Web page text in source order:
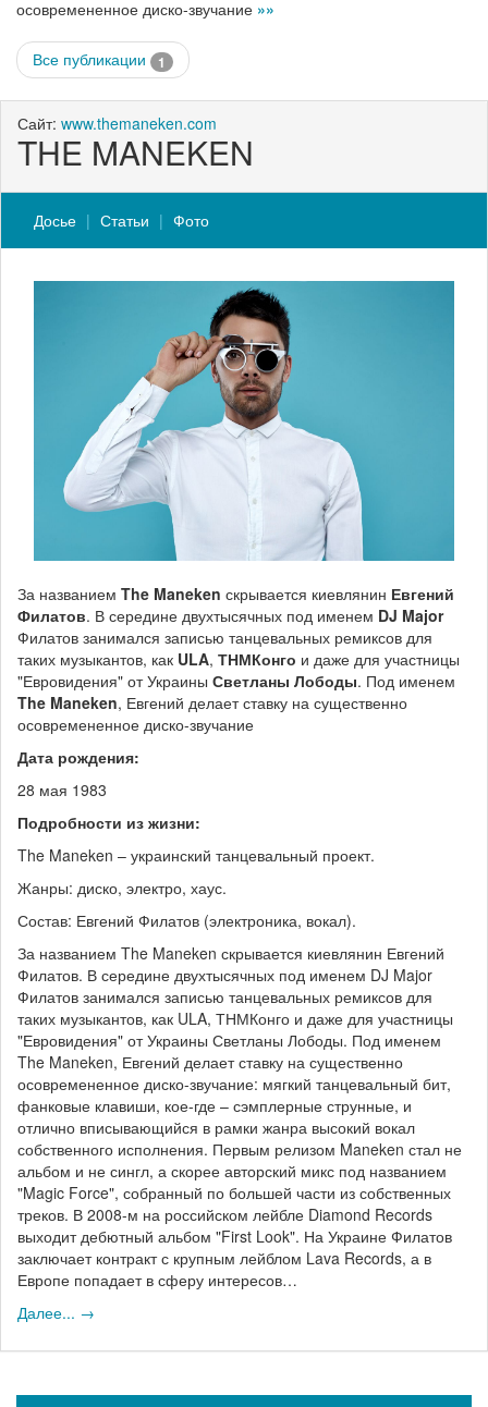
осовремененное диско-звучание »»
Все публикации 1
Сайт: www.themaneken.com
THE MANEKEN
Досье Статьи Фото
За названием The Maneken скрывается киевлянин Евгений
Филатов. В середине двухтысячных под именем DJ Major
Филатов занимался записью танцевальных ремиксов для
таких музыкантов, как ULA, ТНМКонго и даже для участницы
"Евровидения" от Украины Светланы Лободы. Под именем
The Maneken, Евгений делает ставку на существенно
осовремененное диско-звучание
Дата рождения:
28 мая 1983
Подробности из жизни:
The Maneken – украинский танцевальный проект.
Жанры: диско, электро, хаус.
Состав: Евгений Филатов (электроника, вокал).
За названием The Maneken скрывается киевлянин Евгений
Филатов. В середине двухтысячных под именем DJ Major
Филатов занимался записью танцевальных ремиксов для
таких музыкантов, как ULA, ТНМКонго и даже для участницы
"Евровидения" от Украины Светланы Лободы. Под именем
The Maneken, Евгений делает ставку на существенно
осовремененное диско-звучание: мягкий танцевальный бит,
фанковые клавиши, кое-где – сэмплерные струнные, и
отлично вписывающийся в рамки жанра высокий вокал
собственного исполнения. Первым релизом Maneken стал не
альбом и не сингл, а скорее авторский микс под названием
"Magic Force", собранный по большей части из собственных
треков. В 2008-м на российском лейбле Diamond Records
выходит дебютный альбом "First Look". На Украине Филатов
заключает контракт с крупным лейблом Lava Records, а в
Европе попадает в сферу интересов…
Далее... →